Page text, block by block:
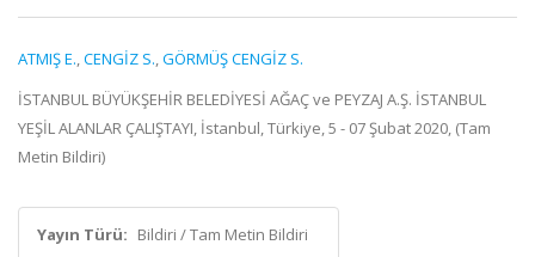
ATMIŞ E.,CENGİZ S.,GÖRMÜŞ CENGİZ S.
İSTANBUL BÜYÜKŞEHİR BELEDİYESİ AĞAÇ ve PEYZAJ A.Ş. İSTANBUL
YEŞİL ALANLAR ÇALIŞTAYI, İstanbul, Türkiye, 5 - 07 Şubat 2020, (Tam
Metin Bildiri)
Yayın Türü: Bildiri / Tam Metin Bildiri